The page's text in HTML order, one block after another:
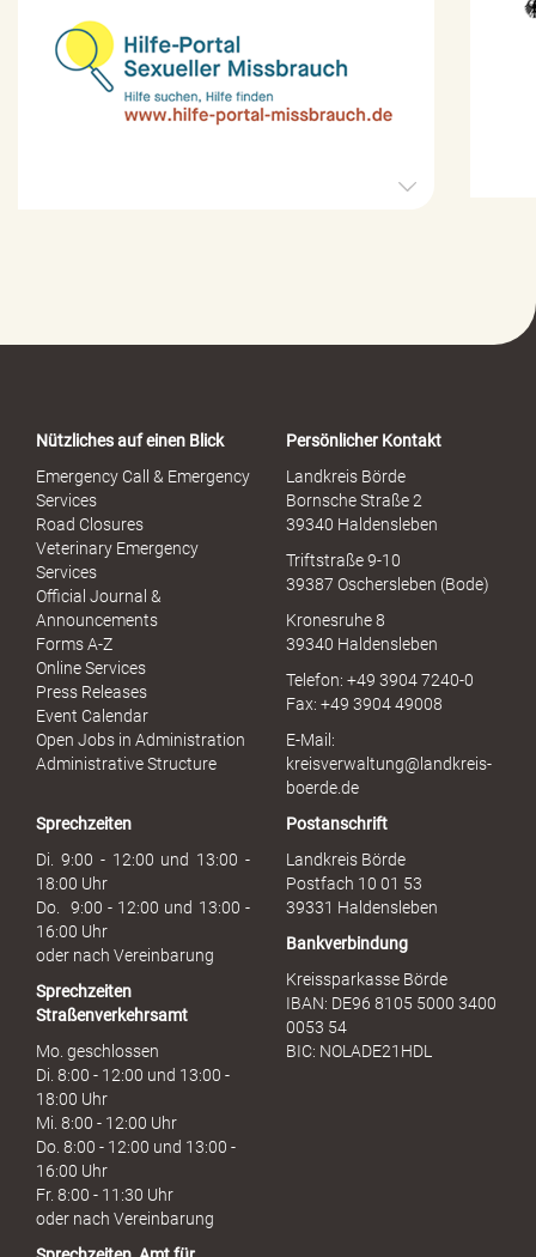
o
S
s
u
h
Nützliches auf einen Blick
Emergency Call & Emergency
Services
Road Closures
Veterinary Emergency
Services
Official Journal &
Announcements
Forms A-Z
Online Services
Press Releases
Event Calendar
Open Jobs in Administration
Administrative Structure
Persönlicher Kontakt
Landkreis Börde
Bornsche Straße 2
39340 Haldensleben
Triftstraße 9-10
39387 Oschersleben (Bode)
Kronesruhe 8
39340 Haldensleben
Telefon: +49 3904 7240-0
Fax: +49 3904 49008
E-Mail:
kreisverwaltung@landkreis-
boerde.de
Sprechzeiten
Di. 9:00 - 12:00 und 13:00 -
18:00 Uhr
Do. 9:00 - 12:00 und 13:00 -
16:00 Uhr
oder nach Vereinbarung
Sprechzeiten
Straßenverkehrsamt
Mo. geschlossen
Di. 8:00 - 12:00 und 13:00 -
18:00 Uhr
Mi. 8:00 - 12:00 Uhr
Do. 8:00 - 12:00 und 13:00 -
16:00 Uhr
Fr. 8:00 - 11:30 Uhr
oder nach Vereinbarung
Postanschrift
Landkreis Börde
Postfach 10 01 53
39331 Haldensleben
Bankverbindung
Kreissparkasse Börde
IBAN: DE96 8105 5000 3400
0053 54
BIC: NOLADE21HDL